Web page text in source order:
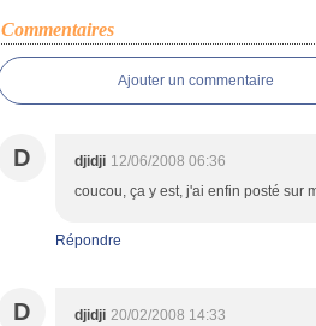
Commentaires
Ajouter un commentaire
D djidji 12/06/2008 06:36
coucou, ça y est, j'ai enfin posté sur
Répondre
D djidji 20/02/2008 14:33